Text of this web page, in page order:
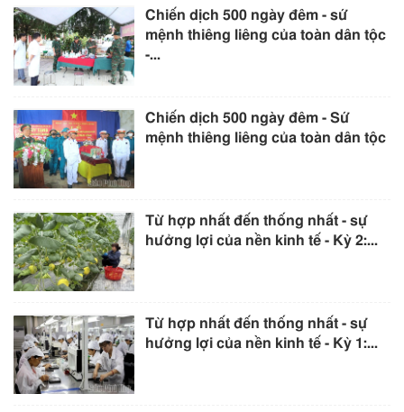
Chiến dịch 500 ngày đêm - sứ
mệnh thiêng liêng của toàn dân tộc
-...
Chiến dịch 500 ngày đêm - Sứ
mệnh thiêng liêng của toàn dân tộc
Từ hợp nhất đến thống nhất - sự
hưởng lợi của nền kinh tế - Kỳ 2:...
Từ hợp nhất đến thống nhất - sự
hưởng lợi của nền kinh tế - Kỳ 1:...